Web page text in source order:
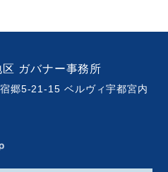
ガバナー事務所
郷5-21-15 ベルヴィ宇都宮内